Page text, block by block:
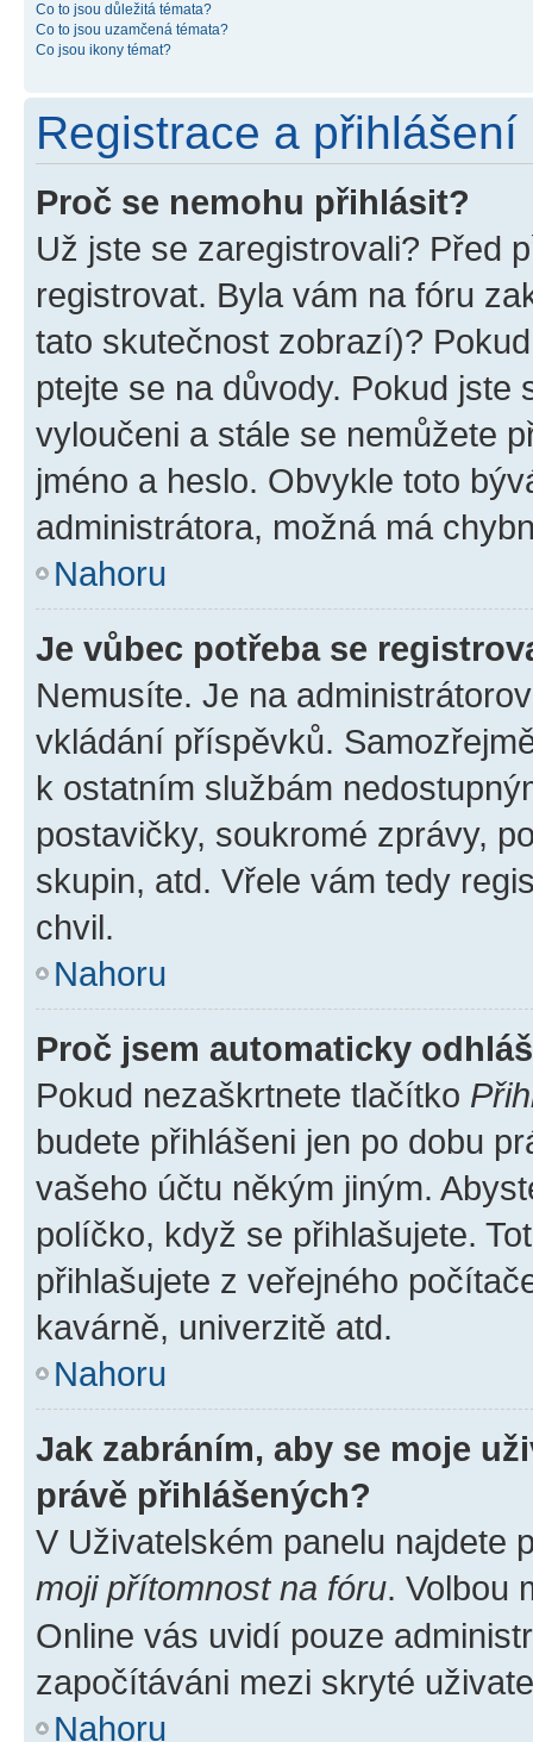
Co to jsou důležitá témata?
Co to jsou uzamčená témata?
Co jsou ikony témat?
Registrace a přihlášení
Proč se nemohu přihlásit?
Už jste se zaregistrovali? Před
registrovat. Byla vám na fóru
tato skutečnost zobrazí)?
ptejte se na důvody. Pokud jste
vyloučeni a stále se nemůžete
jméno a heslo. Obvykle toto
administrátora, možná má
Nahoru
Je vůbec potřeba se
Nemusíte. Je na
vkládání příspěvků.
k ostatním službám
postavičky, soukromé zprávy,
skupin, atd. Vřele vám tedy
chvil.
Nahoru
Proč jsem automaticky
Pokud nezaškrtnete tlačítko
budete přihlášeni jen po dobu
vašeho účtu někým jiným.
políčko, když se přihlašujete.
přihlašujete z veřejného
kavárně, univerzitě atd.
Nahoru
Jak zabráním, aby se moje
právě přihlášených?
V Uživatelském panelu najdete
moji přítomnost na fóru. Volbou
Online vás uvidí pouze
započítáváni mezi skryté
Nahoru